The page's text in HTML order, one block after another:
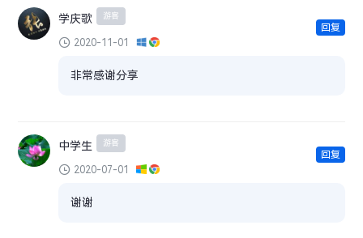
学庆歌 游客
2020-11-01
非常感谢分享
回复
中学生 游客
2020-07-01
谢谢
回复